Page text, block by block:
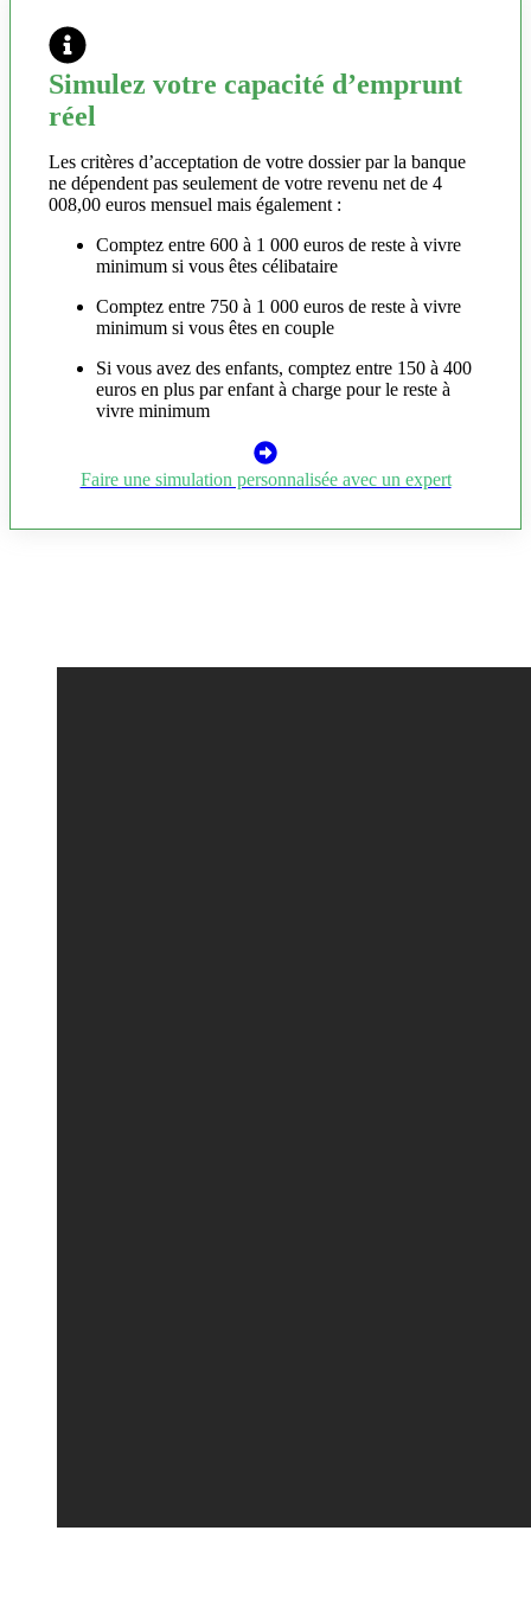
Simulez votre capacité d’emprunt
réel
Les critères d’acceptation de votre dossier par la banque
ne dépendent pas seulement de votre revenu net de 4
008,00 euros mensuel mais également :
Comptez entre 600 à 1 000 euros de reste à vivre
minimum si vous êtes célibataire
Comptez entre 750 à 1 000 euros de reste à vivre
minimum si vous êtes en couple
Si vous avez des enfants, comptez entre 150 à 400
euros en plus par enfant à charge pour le reste à
vivre minimum
Faire une simulation personnalisée avec un expert